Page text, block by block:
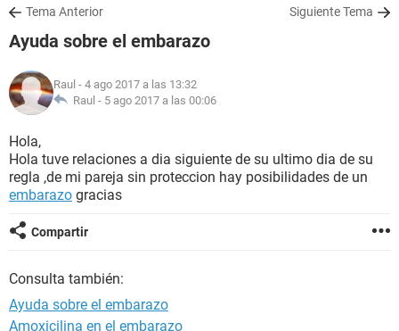
SALUD
FAMILIA
NUTRICIÓN
BIENESTAR
SEXUALIDAD
GLOSARIO
Tema Anterior Siguiente Tema
Ayuda sobre el embarazo
Raul - 4 ago 2017 a las 13:32
Raul - 5 ago 2017 a las 00:06
Hola,
Hola tuve relaciones a dia siguiente de su ultimo dia de su
regla ,de mi pareja sin proteccion hay posibilidades de un
embarazo gracias
Compartir
Consulta también:
Ayuda sobre el embarazo
Amoxicilina en el embarazo